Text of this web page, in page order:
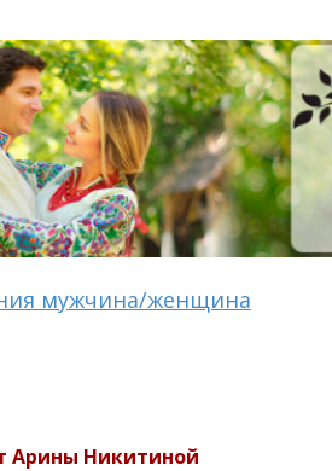
мужчина/женщина
Арины Никитиной